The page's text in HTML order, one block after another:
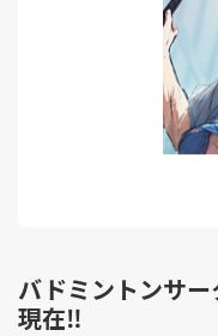
バドミントンサ
現在‼️